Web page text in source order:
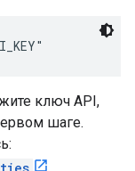
ключ API,
шаге.